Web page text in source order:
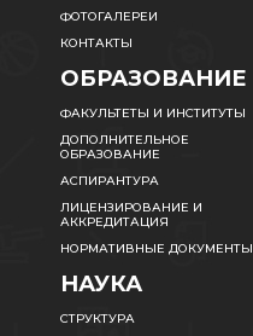
ФОТОГАЛЕРЕИ
КОНТАКТЫ
ОБРАЗОВАНИЕ
ФАКУЛЬТЕТЫ И ИНСТИТУТЫ
ДОПОЛНИТЕЛЬНОЕ
ОБРАЗОВАНИЕ
АСПИРАНТУРА
ЛИЦЕНЗИРОВАНИЕ И
АККРЕДИТАЦИЯ
НОРМАТИВНЫЕ ДОКУМЕНТЫ
НАУКА
СТРУКТУРА